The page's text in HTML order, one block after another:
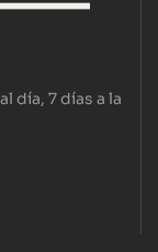
día, 7 días a la